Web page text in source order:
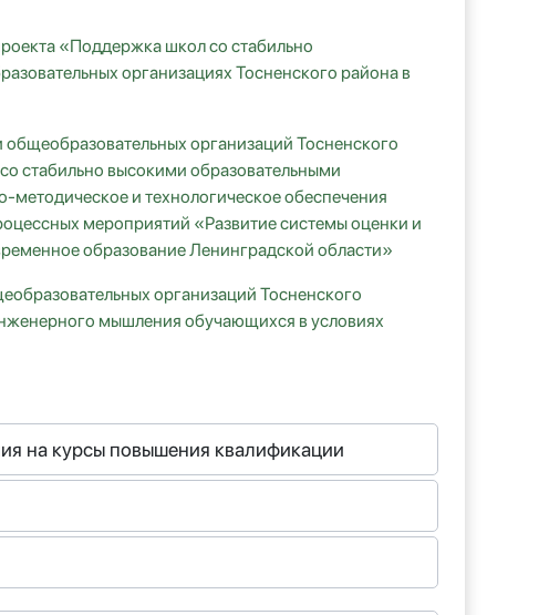
«Поддержка школ со стабильно
организациях Тосненского района в
организаций Тосненского
стабильно высокими образовательными
и технологическое обеспечения
мероприятий «Развитие системы оценки и
образование Ленинградской области»
организаций Тосненского
мышления обучающихся в условиях
на курсы повышения квалификации